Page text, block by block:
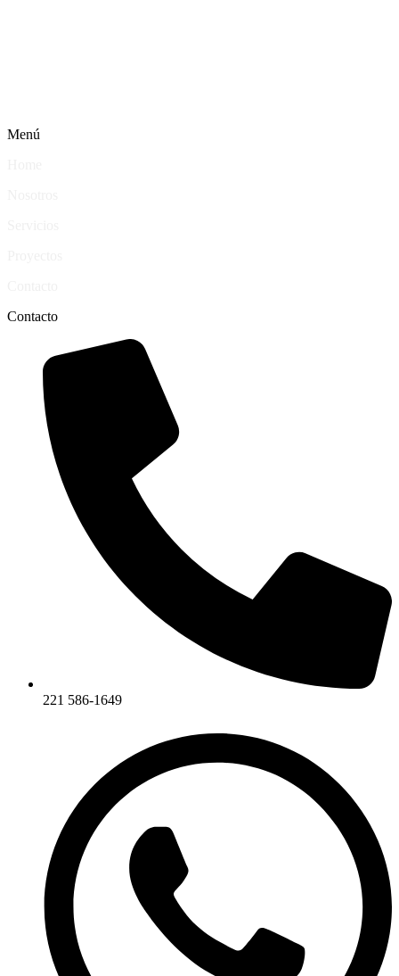
Menú
Contacto
221 586-1649